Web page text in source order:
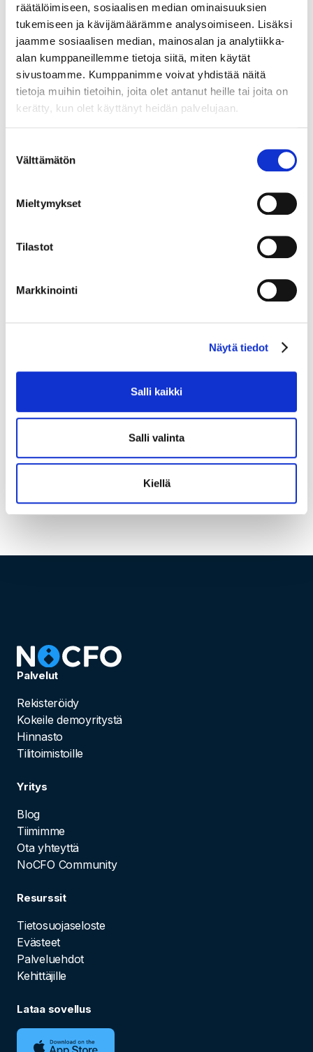
räätälöimiseen, sosiaalisen median ominaisuuksien
tukemiseen ja kävijämäärämme analysoimiseen. Lisäksi
jaamme sosiaalisen median, mainosalan ja analytiikka-
alan kumppaneillemme tietoja siitä, miten käytät
sivustoamme. Kumppanimme voivat yhdistää näitä
tietoja muihin tietoihin, joita olet antanut heille tai joita on
kerätty, kun olet käyttänyt heidän palvelujaan.
valinta
Välttämätön
Mieltymykset
Tilastot
Markkinointi
Näytä tiedot
Salli kaikki
Salli valinta
Kiellä
arvonlisäverovelvollinen. Voit kuitenkin muokata
asetuksista demoyhtiöön liittyviä oletuksia. nocfon
ominaisuudet ovat samat kaikille yhtiömuodoille,
joten saat Demoyrityksen käyttämisestä hyvän
kuvan siitä miten palvelu toimii myös muille
yhtiömuodoille (Yhtiömuodon valinta vaikuttaa
demoyrityksiä palvelusta.
Share this post
What’s New in NOCFO
Palvelut
Rekisteröidy
Kokeile demoyritystä
Hinnasto
Tilitoimistoille
Yritys
Blog
Tiimimme
Ota yhteyttä
NoCFO Community
Resurssit
Tietosuojaseloste
Evästeet
Palveluehdot
Kehittäjille
Lataa sovellus